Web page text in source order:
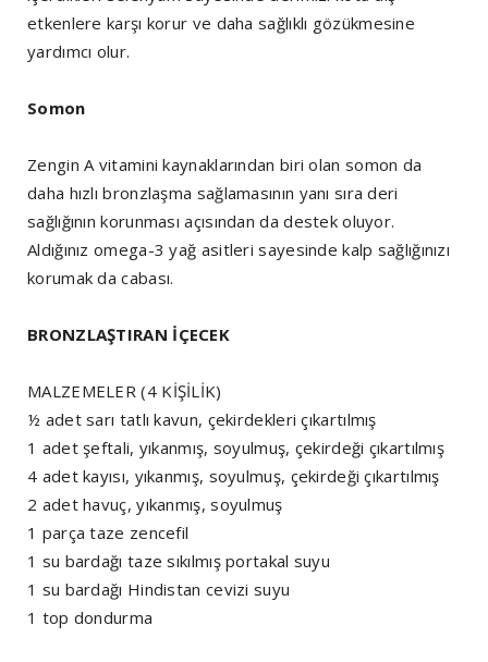
etkenlere karşı korur ve daha sağlıklı gözükmesine
yardımcı olur.
Somon
Zengin A vitamini kaynaklarından biri olan somon da
daha hızlı bronzlaşma sağlamasının yanı sıra deri
sağlığının korunması açısından da destek oluyor.
Aldığınız omega-3 yağ asitleri sayesinde kalp sağlığınızı
korumak da cabası.
BRONZLAŞTIRAN İÇECEK
MALZEMELER (4 KİŞİLİK)
½ adet sarı tatlı kavun, çekirdekleri çıkartılmış
1 adet şeftali, yıkanmış, soyulmuş, çekirdeği çıkartılmış
4 adet kayısı, yıkanmış, soyulmuş, çekirdeği çıkartılmış
2 adet havuç, yıkanmış, soyulmuş
1 parça taze zencefil
1 su bardağı taze sıkılmış portakal suyu
1 su bardağı Hindistan cevizi suyu
1 top dondurma